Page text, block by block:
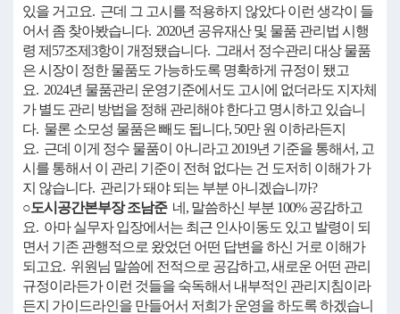
있을 거고요. 근데 그 고시를 적용하지 않았다 이런 생각이 들
어서 좀 찾아봤습니다. 2020년 공유재산 및 물품 관리법 시행
령 제57조제3항이 개정됐습니다. 그래서 정수관리 대상 물품
은 시장이 정한 물품도 가능하도록 명확하게 규정이 됐고
요. 2024년 물품관리 운영기준에서도 고시에 없더라도 지자체
가 별도 관리 방법을 정해 관리해야 한다고 명시하고 있습니
다. 물론 소모성 물품은 빼도 됩니다, 50만 원 이하라든지
요. 근데 이게 정수 물품이 아니라고 2019년 기준을 통해서, 고
시를 통해서 이 관리 기준이 전혀 없다는 건 도저히 이해가 가
지 않습니다. 관리가 돼야 되는 부분 아니겠습니까?
○도시공간본부장 조남준네, 말씀하신 부분 100% 공감하고
요. 아마 실무자 입장에서는 최근 인사이동도 있고 발령이 되
면서 기존 관행적으로 왔었던 어떤 답변을 하신 거로 이해가
되고요. 위원님 말씀에 전적으로 공감하고, 새로운 어떤 관리
규정이라든가 이런 것들을 숙독해서 내부적인 관리지침이라
든지 가이드라인을 만들어서 저희가 운영을 하도록 하겠습니